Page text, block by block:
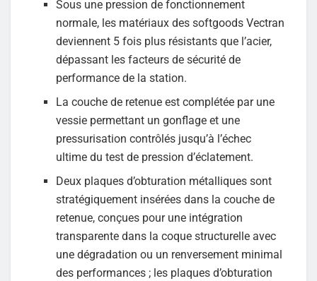
Sous une pression de fonctionnement
normale, les matériaux des softgoods Vectran
deviennent 5 fois plus résistants que l’acier,
dépassant les facteurs de sécurité de
performance de la station.
La couche de retenue est complétée par une
vessie permettant un gonflage et une
pressurisation contrôlés jusqu’à l’échec
ultime du test de pression d’éclatement.
Deux plaques d’obturation métalliques sont
stratégiquement insérées dans la couche de
retenue, conçues pour une intégration
transparente dans la coque structurelle avec
une dégradation ou un renversement minimal
des performances ; les plaques d’obturation